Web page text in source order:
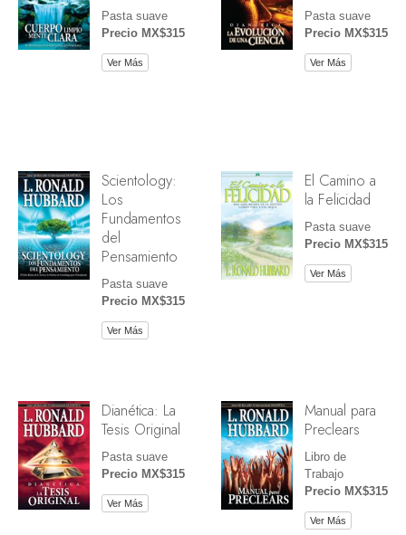
Pasta suave
Precio MX$315
Ver Más
Pasta suave
Precio MX$315
Ver Más
Scientology:
Los
Fundamentos
del
Pensamiento
Pasta suave
Precio MX$315
Ver Más
El Camino a
la Felicidad
Pasta suave
Precio MX$315
Ver Más
Dianética: La
Tesis Original
Pasta suave
Precio MX$315
Ver Más
Manual para
Preclears
Libro de
Trabajo
Precio MX$315
Ver Más